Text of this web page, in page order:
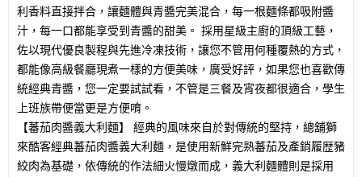
利香料直接拌合，讓麵體與青醬完美混合，每一根麵條都吸附醬
汁，每一口都能享受到青醬的甜美。 採用星級主廚的頂級工藝，
佐以現代優良製程與先進冷凍技術，讓您不管用何種覆熱的方式，
都能像高級餐廳現煮一樣的方便美味，廣受好評，如果您也喜歡傳
統經典青醬，您一定要試試看，不管是三餐及宵夜都很適合，學生
上班族帶便當更是方便唷。
【蕃茄肉醬義大利麵】 經典的風味來自於對傳統的堅持，總舖獅
來酷客經典蕃茄肉醬義大利麵，是使用新鮮完熟蕃茄及產銷履歴豬
絞肉為基礎，依傳統的作法細火慢燉而成，義大利麵體則是採用